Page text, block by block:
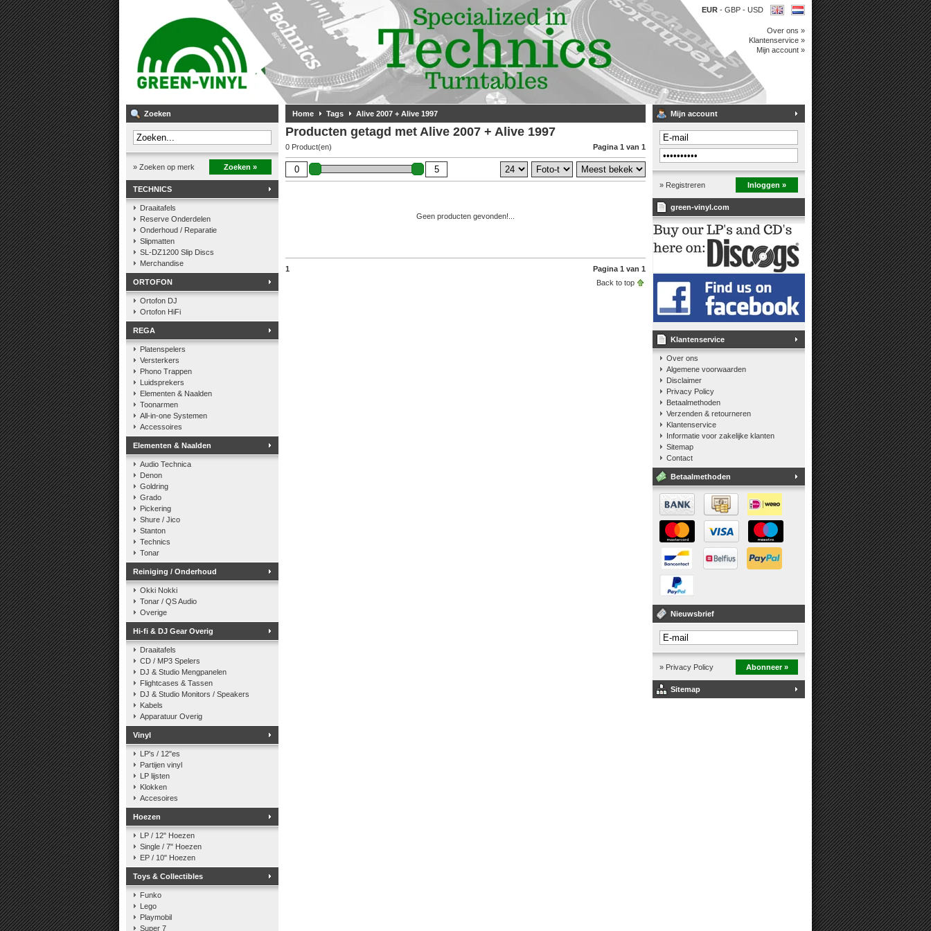
EUR - GBP - USD
Over ons »
Klantenservice »
Mijn account »
Zoeken
» Zoeken op merk Zoeken »
TECHNICS
Draaitafels
Reserve Onderdelen
Onderhoud / Reparatie
Slipmatten
SL-DZ1200 Slip Discs
Merchandise
ORTOFON
Ortofon DJ
Ortofon HiFi
REGA
Platenspelers
Versterkers
Phono Trappen
Luidsprekers
Elementen & Naalden
Toonarmen
All-in-one Systemen
Accessoires
Elementen & Naalden
Audio Technica
Denon
Goldring
Grado
Pickering
Shure / Jico
Stanton
Technics
Tonar
Reiniging / Onderhoud
Okki Nokki
Tonar / QS Audio
Overige
Hi-fi & DJ Gear Overig
Draaitafels
CD / MP3 Spelers
DJ & Studio Mengpanelen
Flightcases & Tassen
DJ & Studio Monitors / Speakers
Kabels
Apparatuur Overig
Vinyl
LP's / 12"es
Partijen vinyl
LP lijsten
Klokken
Accesoires
Hoezen
LP / 12" Hoezen
Single / 7" Hoezen
EP / 10" Hoezen
Toys & Collectibles
Funko
Lego
Playmobil
Super 7
Home Tags Alive 2007 + Alive 1997
Producten getagd met Alive 2007 + Alive 1997
0 Product(en) Pagina 1 van 1
Geen producten gevonden!...
1
Pagina 1 van 1
Back to top
Mijn account
» Registreren Inloggen »
green-vinyl.com
Klantenservice
Over ons
Algemene voorwaarden
Disclaimer
Privacy Policy
Betaalmethoden
Verzenden & retourneren
Klantenservice
Informatie voor zakelijke klanten
Sitemap
Contact
Betaalmethoden
Nieuwsbrief
» Privacy Policy Abonneer »
Sitemap